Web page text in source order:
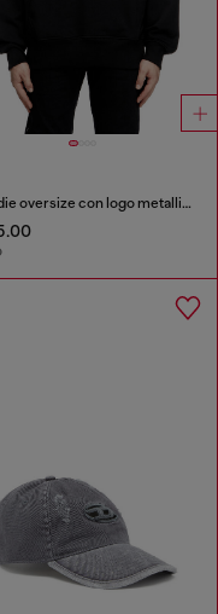
Hoodie oversize con logo metallico